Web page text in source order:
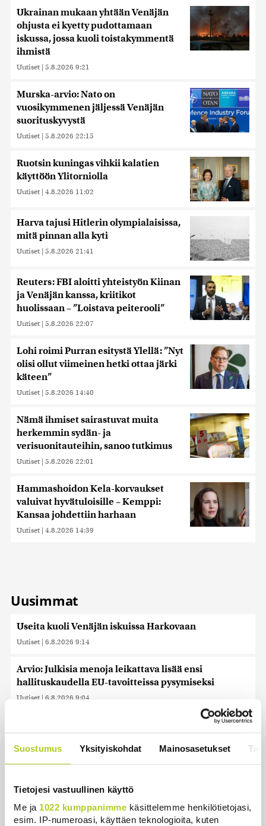
Suostumus Yksityiskohdat Mainosasetukset
Tietojesi vastuullinen käyttö
Me ja 1022 kumppanimme käsittelemme henkilötietojasi,
esim. IP-numeroasi, käyttäen teknologioita, kuten
Ukrainan mukaan yhtään Venäjän
ohjusta ei kyetty pudottamaan
iskussa, jossa kuoli toistakymmentä
ihmistä
Uutiset | 5.8.2026 9:21
Murska-arvio: Nato on
vuosikymmenen jäljessä Venäjän
suorituskyvystä
Uutiset | 5.8.2026 22:15
Ruotsin kuningas vihkii kalatien
käyttöön Ylitorniolla
Uutiset | 4.8.2026 11:02
Harva tajusi Hitlerin olympialaisissa,
mitä pinnan alla kyti
Uutiset | 5.8.2026 21:41
Reuters: FBI aloitti yhteistyön Kiinan
ja Venäjän kanssa, kriitikot
huolissaan – ”Loistava peiterooli”
Uutiset | 5.8.2026 22:07
Lohi roimi Purran esitystä Ylellä: ”Nyt
olisi ollut viimeinen hetki ottaa järki
käteen”
Uutiset | 5.8.2026 14:40
Nämä ihmiset sairastuvat muita
herkemmin sydän- ja
verisuonitauteihin, sanoo tutkimus
Uutiset | 5.8.2026 22:01
Hammashoidon Kela-korvaukset
valuivat hyvätuloisille – Kemppi:
Kansaa johdettiin harhaan
Uutiset | 4.8.2026 14:39
Uusimmat
Useita kuoli Venäjän iskuissa Harkovaan
Uutiset | 6.8.2026 9:14
Arvio: Julkisia menoja leikattava lisää ensi
hallituskaudella EU-tavoitteissa pysymiseksi
Uutiset | 6.8.2026 9:04
Ylen kannatusmittaus: Perussuomalaiset nousi,
Uutiset | 6.8.2026 6:53
tutkitaan hybridihyökkäyksenä
Uutiset | 6.8.2026 5:59